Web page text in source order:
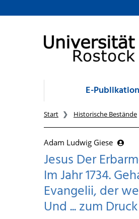
zum Inhalt
E-
Start Historische Bestände
Adam Ludwig Giese
Jesus Der
Im Jahr 1734.
Evangelii, der
Und ... zum